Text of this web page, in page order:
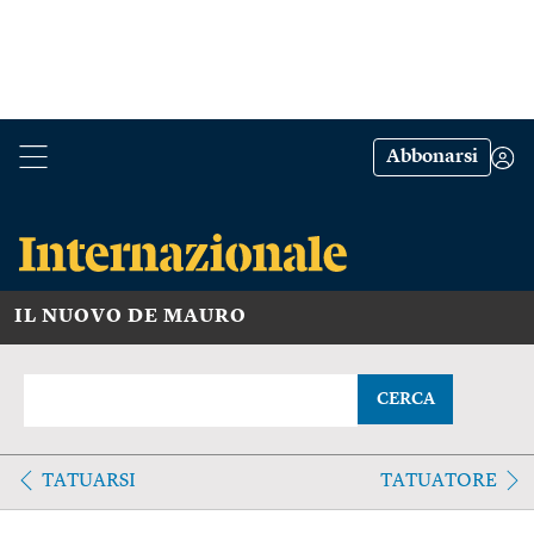
Abbonarsi
IL NUOVO DE MAURO
CERCA
TATUARSI TATUATORE